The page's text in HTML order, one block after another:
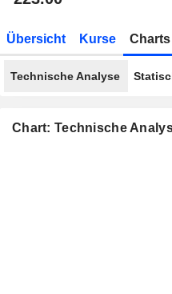
Übersicht Kurse Charts
Technische Analyse
Chart: Technische